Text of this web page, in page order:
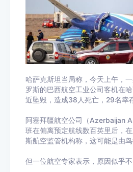
哈萨克斯坦当局称，今天上午，
罗斯的巴西航空工业公司客机在
近坠毁，造成38人死亡，29名幸
阿塞拜疆航空公司（Azerbaijan
班在偏离预定航线数百英里后，
斯航空监管机构称，这可能是由鸟
但一位航空专家表示，原因似乎不